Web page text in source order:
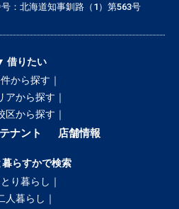
：北海道知事釧路（1）第563号
借りたい
件から探す｜
アから探す｜
区から探す｜
テナント 店舗情報
らすかで検索
とり暮らし｜
人暮らし｜